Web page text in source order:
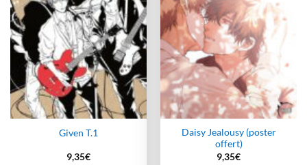
Given T.1
9,35€
Daisy Jealousy (poster
offert)
9,35€